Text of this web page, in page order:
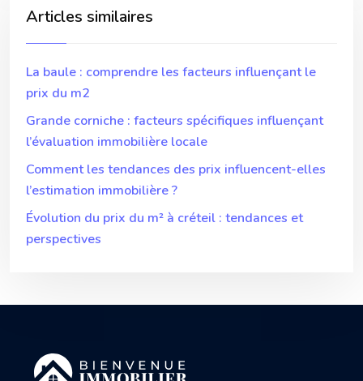
Articles similaires
La baule : comprendre les facteurs influençant le
prix du m2
Grande corniche : facteurs spécifiques influençant
l’évaluation immobilière locale
Comment les tendances des prix influencent-elles
l’estimation immobilière ?
Évolution du prix du m² à créteil : tendances et
perspectives